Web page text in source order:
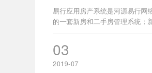
易行应用房产系统是河源易行网
的一套新房和二手房管理系统；
速获得用户，全民替您买卖房同
03
2019-07